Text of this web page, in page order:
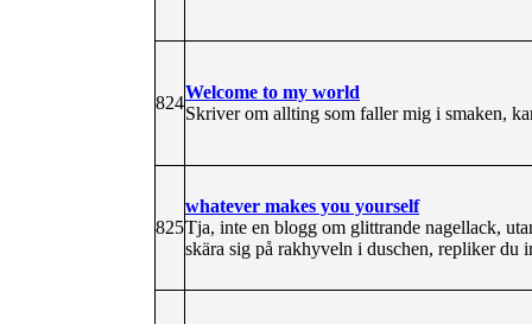
824
Welcome to my world
Skriver om allting som faller mig i smaken,
825
whatever makes you yourself
Tja, inte en blogg om glittrande nagellack,
skära sig på rakhyveln i duschen, repliker du